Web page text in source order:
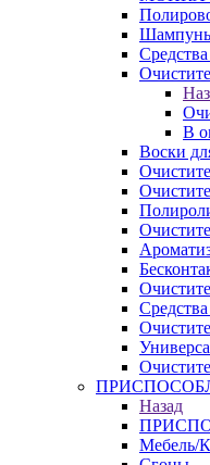
Шампунь
В
Воски
Назад
Мебель/